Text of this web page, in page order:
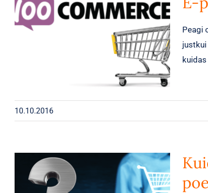
Peagi
10.10.2016